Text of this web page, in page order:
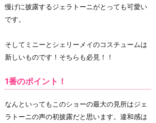
慢げに披露するジェラトーニがとっても可愛い
です。
そしてミニーとシェリーメイのコスチュームは
新しいものです！そちらも必見！！
1番のポイント！
なんといってもこのショーの最大の見所はジェ
ラトーニの声の初披露だと思います。違和感は